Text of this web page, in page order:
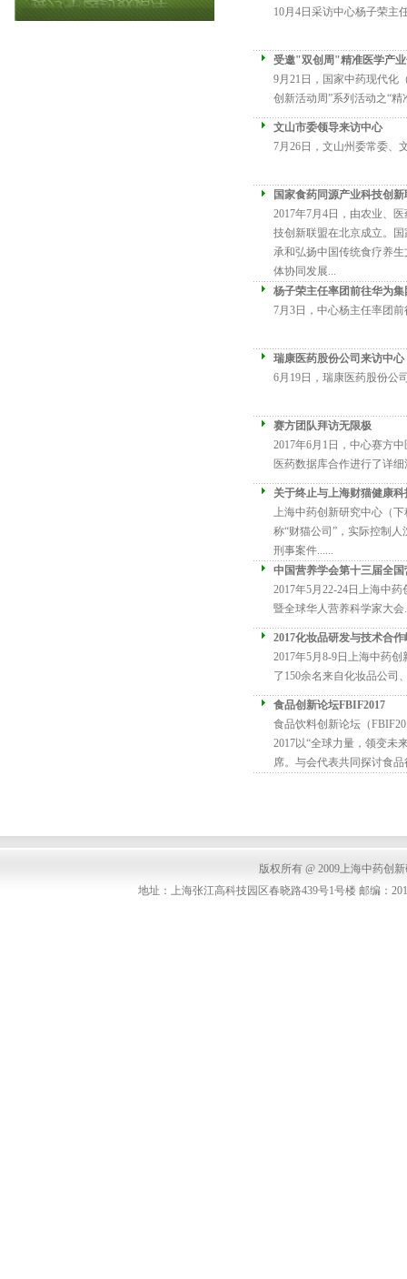
10月4日采访中心杨子荣主
受邀"双创周"精准医学产
9月21日，国家中药现代化
创新活动周”系列活动之“精
文山市委领导来访中心
7月26日，文山州委常委、
国家食药同源产业科技创
2017年7月4日，由农业、
技创新联盟在北京成立。
承和弘扬中国传统食疗养
体协同发展...
杨子荣主任率团前往华为
7月3日，中心杨主任率团
瑞康医药股份公司来访中心
6月19日，瑞康医药股份公
赛方团队拜访无限极
2017年6月1日，中心赛方
医药数据库合作进行了详
关于终止与上海财猫健康
上海中药创新研究中心（
称“财猫公司”，实际控制
刑事案件......
中国营养学会第十三届全
2017年5月22-24日上海中
暨全球华人营养科学家大会
2017化妆品研发与技术合作
2017年5月8-9日上海中药
了150余名来自化妆品公司
食品创新论坛FBIF2017
食品饮料创新论坛（
2017以“全球力量，领变未
席。与会代表共同探讨食
版权所有 @ 2009上海中药创
地址：上海张江高科技园区春晓路439号1号楼 邮编：